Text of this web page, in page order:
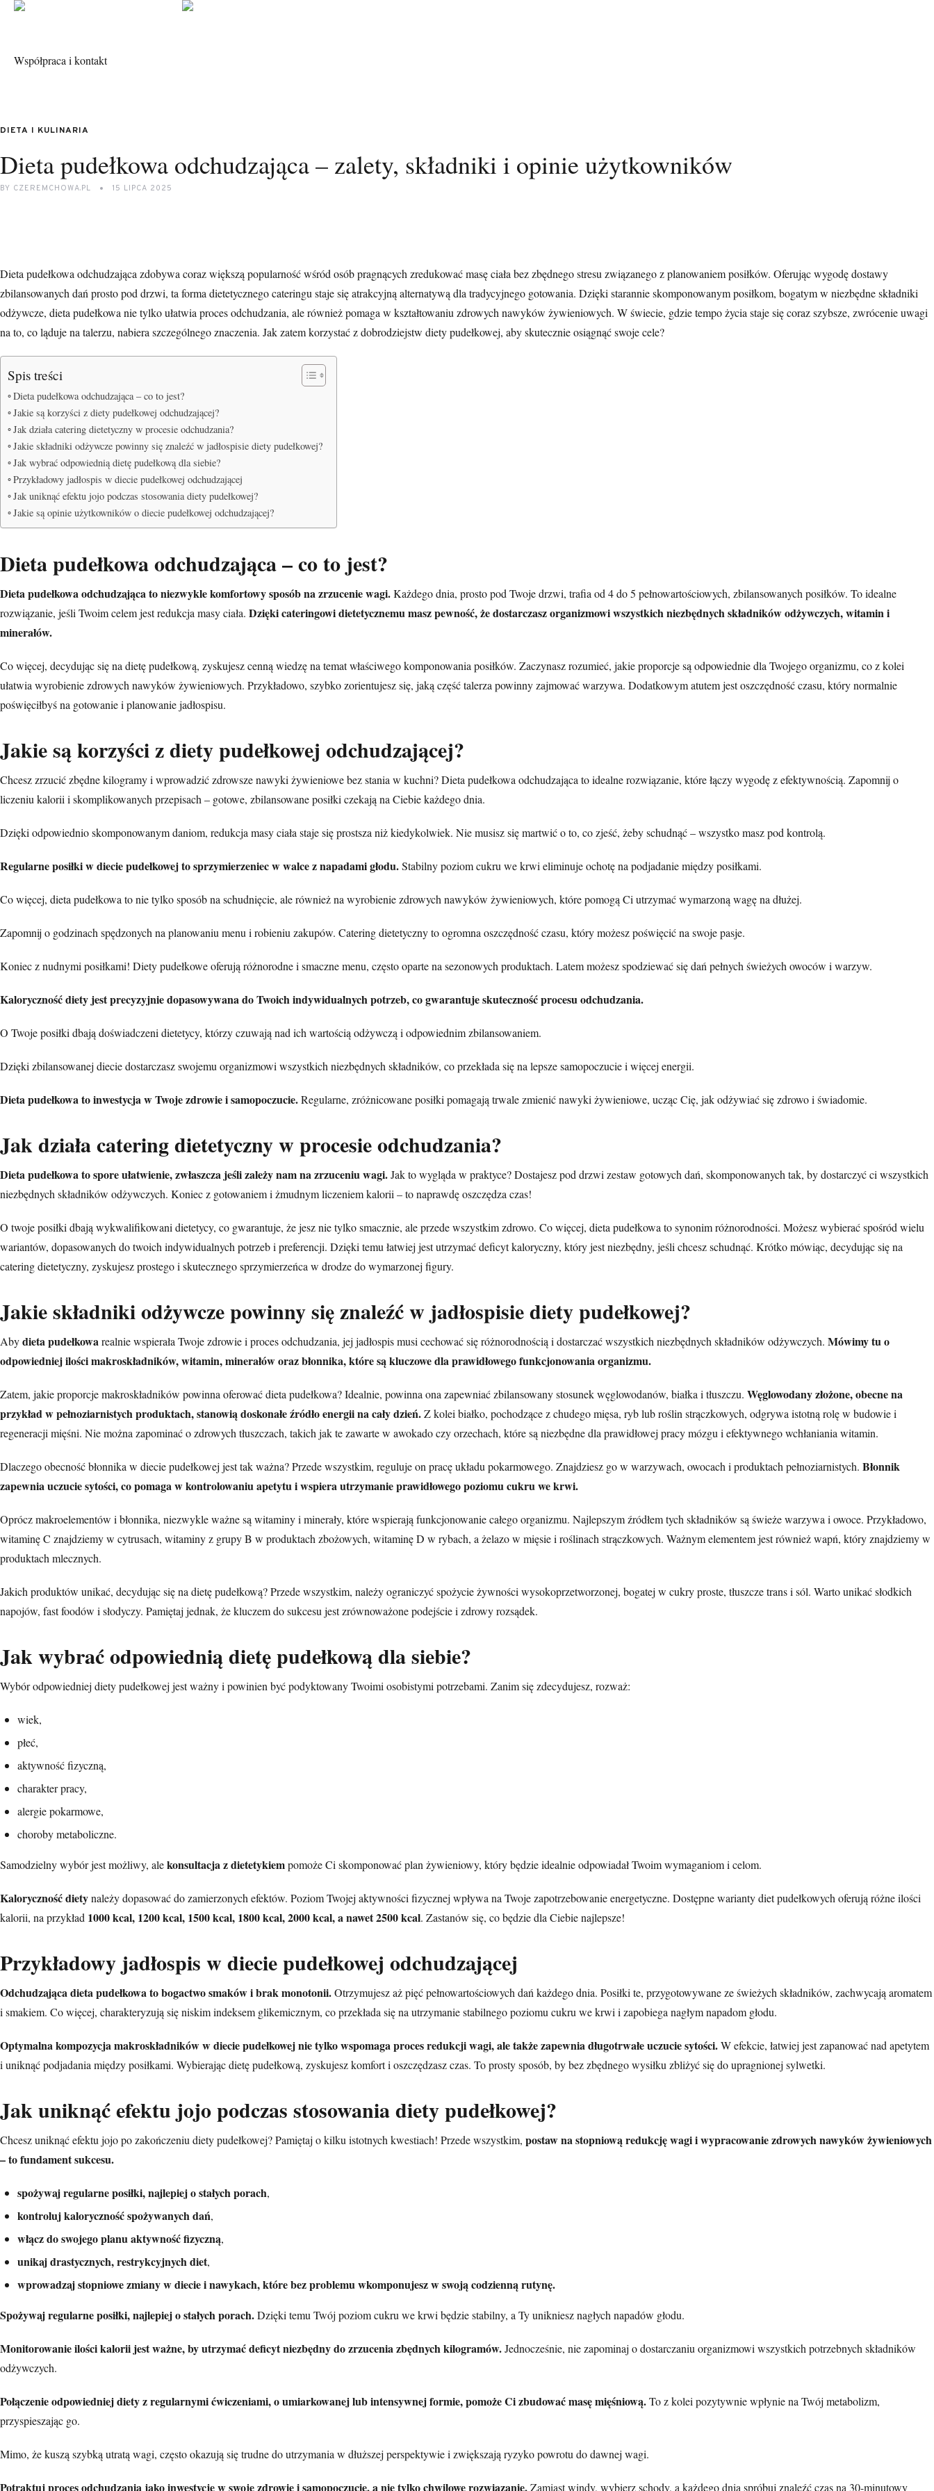
Współpraca i kontakt
DIETA I KULINARIA
Dieta pudełkowa odchudzająca – zalety, składniki i opinie użytkowników
BY CZEREMCHOWA.PL 15 LIPCA 2025
Dieta pudełkowa odchudzająca zdobywa coraz większą popularność wśród osób pragnących zredukować masę ciała bez zbędnego stresu związanego z planowaniem posiłków. Oferując wygodę dostawy
zbilansowanych dań prosto pod drzwi, ta forma dietetycznego cateringu staje się atrakcyjną alternatywą dla tradycyjnego gotowania. Dzięki starannie skomponowanym posiłkom, bogatym w niezbędne składniki
odżywcze, dieta pudełkowa nie tylko ułatwia proces odchudzania, ale również pomaga w kształtowaniu zdrowych nawyków żywieniowych. W świecie, gdzie tempo życia staje się coraz szybsze, zwrócenie uwagi
na to, co ląduje na talerzu, nabiera szczególnego znaczenia. Jak zatem korzystać z dobrodziejstw diety pudełkowej, aby skutecznie osiągnąć swoje cele?
Spis treści
Dieta pudełkowa odchudzająca – co to jest?
Jakie są korzyści z diety pudełkowej odchudzającej?
Jak działa catering dietetyczny w procesie odchudzania?
Jakie składniki odżywcze powinny się znaleźć w jadłospisie diety pudełkowej?
Jak wybrać odpowiednią dietę pudełkową dla siebie?
Przykładowy jadłospis w diecie pudełkowej odchudzającej
Jak uniknąć efektu jojo podczas stosowania diety pudełkowej?
Jakie są opinie użytkowników o diecie pudełkowej odchudzającej?
Dieta pudełkowa odchudzająca – co to jest?
Dieta pudełkowa odchudzająca to niezwykle komfortowy sposób na zrzucenie wagi.Każdego dnia, prosto pod Twoje drzwi, trafia od 4 do 5 pełnowartościowych, zbilansowanych posiłków. To idealne
rozwiązanie, jeśli Twoim celem jest redukcja masy ciała. Dzięki cateringowi dietetycznemu masz pewność, że dostarczasz organizmowi wszystkich niezbędnych składników odżywczych, witamin i
minerałów.
Co więcej, decydując się na dietę pudełkową, zyskujesz cenną wiedzę na temat właściwego komponowania posiłków. Zaczynasz rozumieć, jakie proporcje są odpowiednie dla Twojego organizmu, co z kolei
ułatwia wyrobienie zdrowych nawyków żywieniowych. Przykładowo, szybko zorientujesz się, jaką część talerza powinny zajmować warzywa. Dodatkowym atutem jest oszczędność czasu, który normalnie
poświęciłbyś na gotowanie i planowanie jadłospisu.
Jakie są korzyści z diety pudełkowej odchudzającej?
Chcesz zrzucić zbędne kilogramy i wprowadzić zdrowsze nawyki żywieniowe bez stania w kuchni? Dieta pudełkowa odchudzająca to idealne rozwiązanie, które łączy wygodę z efektywnością. Zapomnij o
liczeniu kalorii i skomplikowanych przepisach – gotowe, zbilansowane posiłki czekają na Ciebie każdego dnia.
Dzięki odpowiednio skomponowanym daniom, redukcja masy ciała staje się prostsza niż kiedykolwiek. Nie musisz się martwić o to, co zjeść, żeby schudnąć – wszystko masz pod kontrolą.
Regularne posiłki w diecie pudełkowej to sprzymierzeniec w walce z napadami głodu.Stabilny poziom cukru we krwi eliminuje ochotę na podjadanie między posiłkami.
Co więcej, dieta pudełkowa to nie tylko sposób na schudnięcie, ale również na wyrobienie zdrowych nawyków żywieniowych, które pomogą Ci utrzymać wymarzoną wagę na dłużej.
Zapomnij o godzinach spędzonych na planowaniu menu i robieniu zakupów. Catering dietetyczny to ogromna oszczędność czasu, który możesz poświęcić na swoje pasje.
Koniec z nudnymi posiłkami! Diety pudełkowe oferują różnorodne i smaczne menu, często oparte na sezonowych produktach. Latem możesz spodziewać się dań pełnych świeżych owoców i warzyw.
Kaloryczność diety jest precyzyjnie dopasowywana do Twoich indywidualnych potrzeb, co gwarantuje skuteczność procesu odchudzania.
O Twoje posiłki dbają doświadczeni dietetycy, którzy czuwają nad ich wartością odżywczą i odpowiednim zbilansowaniem.
Dzięki zbilansowanej diecie dostarczasz swojemu organizmowi wszystkich niezbędnych składników, co przekłada się na lepsze samopoczucie i więcej energii.
Dieta pudełkowa to inwestycja w Twoje zdrowie i samopoczucie.Regularne, zróżnicowane posiłki pomagają trwale zmienić nawyki żywieniowe, ucząc Cię, jak odżywiać się zdrowo i świadomie.
Jak działa catering dietetyczny w procesie odchudzania?
Dieta pudełkowa to spore ułatwienie, zwłaszcza jeśli zależy nam na zrzuceniu wagi.Jak to wygląda w praktyce? Dostajesz pod drzwi zestaw gotowych dań, skomponowanych tak, by dostarczyć ci wszystkich
niezbędnych składników odżywczych. Koniec z gotowaniem i żmudnym liczeniem kalorii – to naprawdę oszczędza czas!
O twoje posiłki dbają wykwalifikowani dietetycy, co gwarantuje, że jesz nie tylko smacznie, ale przede wszystkim zdrowo. Co więcej, dieta pudełkowa to synonim różnorodności. Możesz wybierać spośród wielu
wariantów, dopasowanych do twoich indywidualnych potrzeb i preferencji. Dzięki temu łatwiej jest utrzymać deficyt kaloryczny, który jest niezbędny, jeśli chcesz schudnąć. Krótko mówiąc, decydując się na
catering dietetyczny, zyskujesz prostego i skutecznego sprzymierzeńca w drodze do wymarzonej figury.
Jakie składniki odżywcze powinny się znaleźć w jadłospisie diety pudełkowej?
Abydieta pudełkowarealnie wspierała Twoje zdrowie i proces odchudzania, jej jadłospis musi cechować się różnorodnością i dostarczać wszystkich niezbędnych składników odżywczych. Mówimy tu o
odpowiedniej ilości makroskładników, witamin, minerałów oraz błonnika, które są kluczowe dla prawidłowego funkcjonowania organizmu.
Zatem, jakie proporcje makroskładników powinna oferować dieta pudełkowa? Idealnie, powinna ona zapewniać zbilansowany stosunek węglowodanów, białka i tłuszczu. Węglowodany złożone, obecne na
przykład w pełnoziarnistych produktach, stanowią doskonałe źródło energii na cały dzień.Z kolei białko, pochodzące z chudego mięsa, ryb lubroślin strączkowych, odgrywa istotną rolę w budowie i
regeneracji mięśni. Nie można zapominać ozdrowych tłuszczach, takich jak te zawarte w awokado czy orzechach, które są niezbędne dla prawidłowej pracy mózgu i efektywnego wchłaniania witamin.
Dlaczego obecność błonnika w diecie pudełkowej jest tak ważna? Przede wszystkim, reguluje on pracę układu pokarmowego. Znajdziesz go w warzywach, owocach i produktach pełnoziarnistych. Błonnik
zapewnia uczucie sytości, co pomaga w kontrolowaniu apetytu i wspiera utrzymanie prawidłowego poziomu cukru we krwi.
Oprócz makroelementów i błonnika, niezwykle ważne są witaminy i minerały, które wspierają funkcjonowanie całego organizmu. Najlepszym źródłem tych składników są świeże warzywa i owoce. Przykładowo,
witaminę C znajdziemy w cytrusach, witaminy z grupy B w produktach zbożowych, witaminę D w rybach, a żelazo w mięsie i roślinach strączkowych. Ważnym elementem jest również wapń, który znajdziemy w
produktach mlecznych.
Jakich produktów unikać, decydując się na dietę pudełkową? Przede wszystkim, należy ograniczyć spożycie żywności wysokoprzetworzonej, bogatej w cukry proste, tłuszcze trans i sól. Warto unikać słodkich
napojów, fast foodów i słodyczy. Pamiętaj jednak, że kluczem do sukcesu jest zrównoważone podejście i zdrowy rozsądek.
Jak wybrać odpowiednią dietę pudełkową dla siebie?
Wybór odpowiedniej diety pudełkowej jest ważny i powinien być podyktowany Twoimi osobistymi potrzebami. Zanim się zdecydujesz, rozważ:
wiek,
płeć,
aktywność fizyczną,
charakter pracy,
alergie pokarmowe,
choroby metaboliczne.
Samodzielny wybór jest możliwy, alekonsultacja z dietetykiempomoże Ci skomponować plan żywieniowy, który będzie idealnie odpowiadał Twoim wymaganiom i celom.
Kaloryczność dietynależy dopasować do zamierzonych efektów. Poziom Twojej aktywności fizycznej wpływa na Twoje zapotrzebowanie energetyczne. Dostępne warianty diet pudełkowych oferują różne ilości
kalorii, na przykład 1000 kcal, 1200 kcal, 1500 kcal, 1800 kcal, 2000 kcal, a nawet 2500 kcal. Zastanów się, co będzie dla Ciebie najlepsze!
Przykładowy jadłospis w diecie pudełkowej odchudzającej
Odchudzająca dieta pudełkowa to bogactwo smaków i brak monotonii.Otrzymujesz aż pięć pełnowartościowych dań każdego dnia. Posiłki te, przygotowywane ze świeżych składników, zachwycają aromatem
i smakiem. Co więcej, charakteryzują się niskim indeksem glikemicznym, co przekłada się na utrzymanie stabilnego poziomu cukru we krwi i zapobiega nagłym napadom głodu.
Optymalna kompozycja makroskładników w diecie pudełkowej nie tylko wspomaga proces redukcji wagi, ale także zapewnia długotrwałe uczucie sytości.W efekcie, łatwiej jest zapanować nad apetytem
i uniknąć podjadania między posiłkami. Wybierając dietę pudełkową, zyskujesz komfort i oszczędzasz czas. To prosty sposób, by bez zbędnego wysiłku zbliżyć się do upragnionej sylwetki.
Jak uniknąć efektu jojo podczas stosowania diety pudełkowej?
Chcesz uniknąć efektu jojo po zakończeniu diety pudełkowej? Pamiętaj o kilku istotnych kwestiach! Przede wszystkim, postaw na stopniową redukcję wagi i wypracowanie zdrowych nawyków żywieniowych
– to fundament sukcesu.
spożywaj regularne posiłki, najlepiej o stałych porach,
kontroluj kaloryczność spożywanych dań,
włącz do swojego planu aktywność fizyczną,
unikaj drastycznych, restrykcyjnych diet,
wprowadzaj stopniowe zmiany w diecie i nawykach, które bez problemu wkomponujesz w swoją codzienną rutynę.
Spożywaj regularne posiłki, najlepiej o stałych porach.Dzięki temu Twój poziom cukru we krwi będzie stabilny, a Ty unikniesz nagłych napadów głodu.
Monitorowanie ilości kalorii jest ważne, by utrzymać deficyt niezbędny do zrzucenia zbędnych kilogramów.Jednocześnie, nie zapominaj o dostarczaniu organizmowi wszystkich potrzebnych składników
odżywczych.
Połączenie odpowiedniej diety z regularnymi ćwiczeniami, o umiarkowanej lub intensywnej formie, pomoże Ci zbudować masę mięśniową.To z kolei pozytywnie wpłynie na Twój metabolizm,
przyspieszając go.
Mimo, że kuszą szybką utratą wagi, często okazują się trudne do utrzymania w dłuższej perspektywie i zwiększają ryzyko powrotu do dawnej wagi.
Potraktuj proces odchudzania jako inwestycję w swoje zdrowie i samopoczucie, a nie tylko chwilowe rozwiązanie.Zamiast windy, wybierz schody, a każdego dnia spróbuj znaleźć czas na 30-minutowy